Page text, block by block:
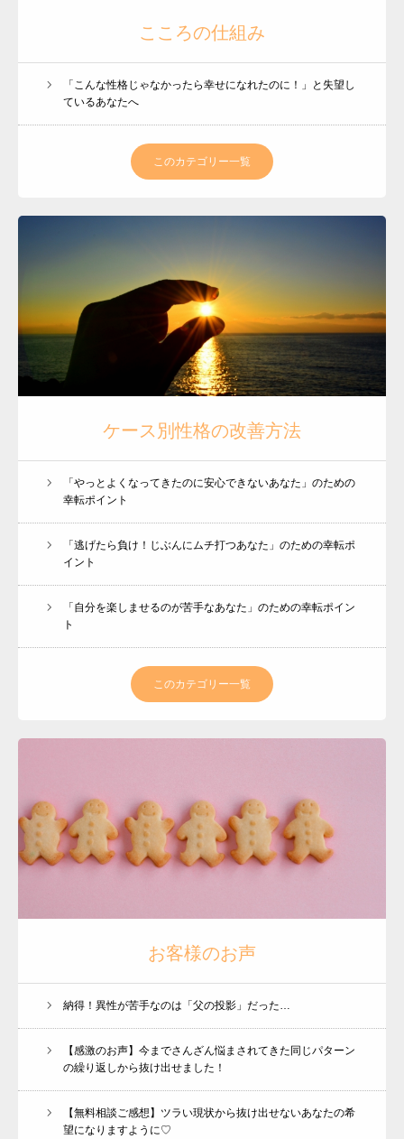
こころの仕組み
「こんな性格じゃなかったら幸せになれたのに！」と失望し
ているあなたへ
このカテゴリー一覧
ケース別性格の改善方法
「やっとよくなってきたのに安心できないあなた」のための
幸転ポイント
「逃げたら負け！じぶんにムチ打つあなた」のための幸転ポ
イント
「自分を楽しませるのが苦手なあなた」のための幸転ポイン
ト
このカテゴリー一覧
お客様のお声
納得！異性が苦手なのは「父の投影」だった…
【感激のお声】今までさんざん悩まされてきた同じパターン
の繰り返しから抜け出せました！
【無料相談ご感想】ツラい現状から抜け出せないあなたの希
望になりますように♡
プロフィール
会員ページ